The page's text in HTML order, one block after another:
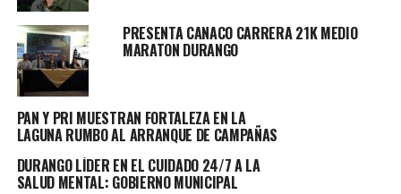
reconoció que una de las principales es el tema de los
baches, el alumbrado, fugas de agua y seguridad
(rondines policiales); esto debido a que el gobierno
municipal es el más cercano a la población y es por ello
que los requerimientos son más sentidos.
PRINCIPAL
UP NEXT
PRESENTA CANACO CARRERA 21K MEDIO
MARATON DURANGO
PAN Y PRI MUESTRAN FORTALEZA EN LA
LAGUNA RUMBO AL ARRANQUE DE CAMPAÑAS
DURANGO LÍDER EN EL CUIDADO 24/7 A LA
SALUD MENTAL: GOBIERNO MUNICIPAL